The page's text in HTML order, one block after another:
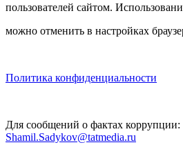
пользователей сайтом.
можно отменить в настройках
Политика конфиденциальности
Для сообщений о фактах коррупции:
Shamil.Sadykov@tatmedia.ru